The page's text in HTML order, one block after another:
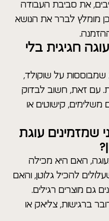
את סביבת העבודה
מומלץ לברר את הנושא
ההזמנה.
חגיגית בלי
שמבוססות על שוקולד,
עם זאת, חשוב לבדוק
משלימים, קישוטים או
שמזמינים עוגת
האם היא מכילה
להכיל גלוטן, והאם
גם מוצרים רגילים.
ברגישות, צליאק או